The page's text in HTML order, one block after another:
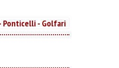
Ponticelli - Golfari